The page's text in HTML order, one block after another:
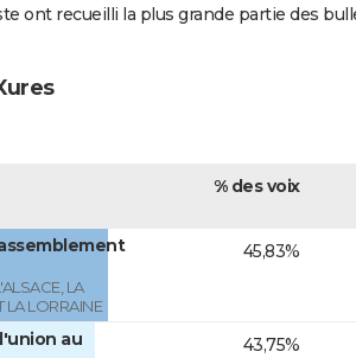
ont recueilli la plus grande partie des
% des voix
LA
LA LORRAINE
45,83%
au
43,75%